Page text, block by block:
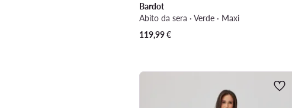
Bardot
Abito da sera · Verde · Maxi
119,99€